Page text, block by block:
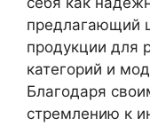
предлагающий
продукции для
категорий и
Благодаря
стремлению к